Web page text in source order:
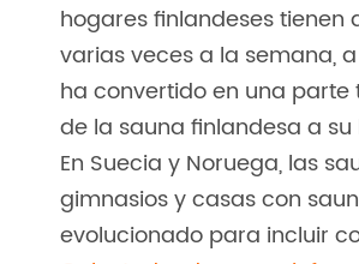
hogares finlandeses tienen
varias veces a la semana,
ha convertido en una parte
de la sauna finlandesa a
En Suecia y Noruega, las
gimnasios y casas con
evolucionado para incluir